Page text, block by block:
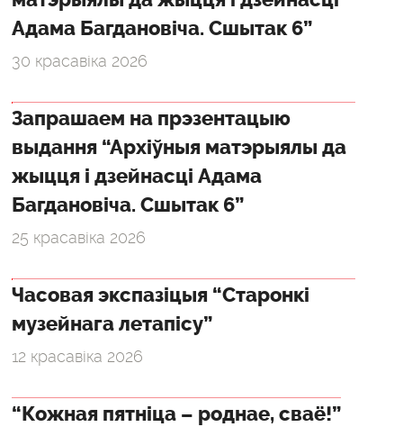
Адама Багдановіча. Сшытак 6”
30 красавіка 2026
Запрашаем на прэзентацыю
выдання “Архіўныя матэрыялы да
жыцця і дзейнасці Адама
Багдановіча. Сшытак 6”
25 красавіка 2026
Часовая экспазіцыя “Старонкі
музейнага летапісу”
12 красавіка 2026
“Кожная пятніца – роднае, сваё!”